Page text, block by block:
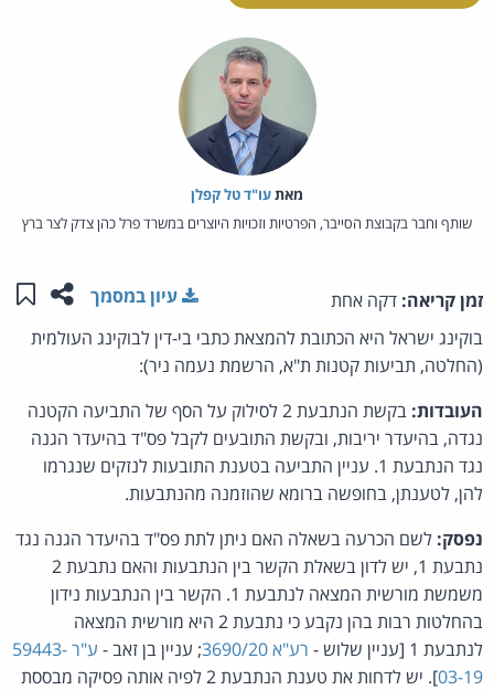
מאת‏עו"ד טל קפלן
שותף וחבר בקבוצת הסייבר, הפרטיות וזכויות היוצרים במשרד פרל כהן צדק לצר ברץ
זמן קריאה: דקה אחת שתפו
עיון במסמך
בוקינג ישראל היא הכתובת להמצאת כתבי בי-דין לבוקינג העולמית
(החלטה, תביעות קטנות ת"א, הרשמת נעמה ניר):
העובדות:
בקשת הנתבעת 2 לסילוק על הסף של התביעה הקטנה
נגדה, בהיעדר יריבות, ובקשת התובעים לקבל פס"ד בהיעדר הגנה
נגד הנתבעת 1. עניין התביעה בטענת התובעות לנזקים שנגרמו
להן, לטענתן, בחופשה ברומא שהוזמנה מהנתבעות.
נפסק: לשם הכרעה בשאלה האם ניתן לתת פס"ד בהיעדר הגנה נגד
נתבעת 1, יש לדון בשאלת הקשר בין הנתבעות והאם נתבעת 2
משמשת מורשית המצאה לנתבעת 1. הקשר בין הנתבעות נידון
בהחלטות רבות בהן נקבע כי נתבעת 2 היא מורשית המצאה
לנתבעת 1 [עניין שלוש -
רע"א 3690/20 ; עניין בן זאב -
ע"ר 59443-
03-19
]. יש לדחות את טענת הנתבעת 2 לפיה אותה פסיקה מבססת